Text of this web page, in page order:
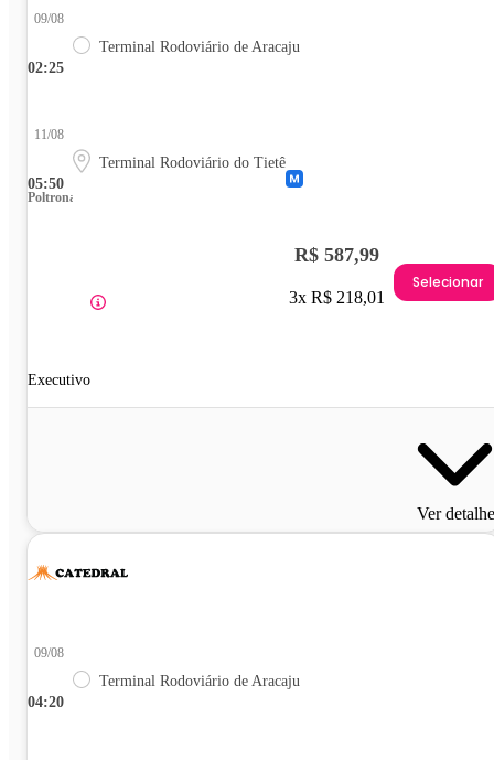
02:25
09/08
Terminal Rodoviário de Aracaju
05:50
11/08
Terminal Rodoviário do Tietê
Poltrona
Executivo
R$ 587,99
3x R$ 218,01
Selecionar
Ver
04:20
09/08
Terminal Rodoviário de Aracaju